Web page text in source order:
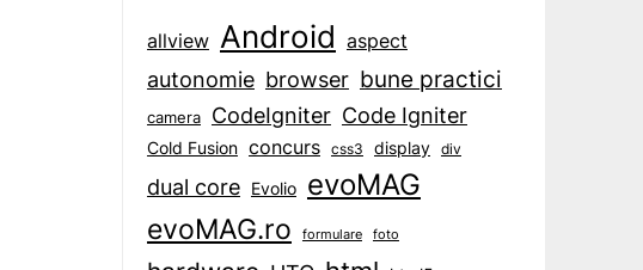
allview Android aspect
autonomie browser bune practici
camera CodeIgniter Code Igniter
Cold Fusion concurs css3 display div
dual core Evolio evoMAG
evoMAG.ro formulare foto